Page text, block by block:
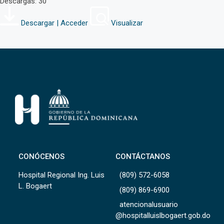
Descargar | Acceder Visualizar
CONÓCENOS
Hospital Regional Ing. Luis
L. Bogaert
CONTÁCTANOS
(809) 572-6058
(809) 869-6900
atencionalusuario
@hospitalluislbogaert.gob.do